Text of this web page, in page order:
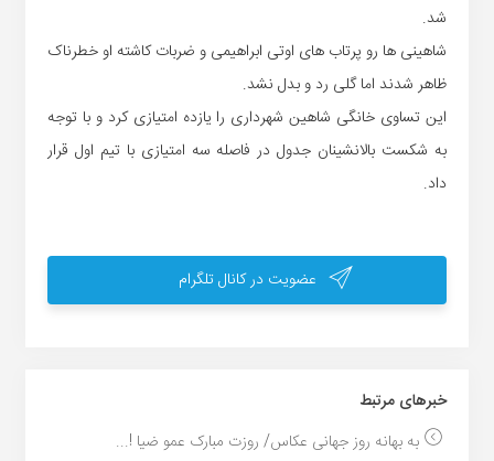
شد.
شاهینی ها رو پرتاب های اوتی ابراهیمی و ضربات کاشته او خطرناک
ظاهر شدند اما گلی رد و بدل نشد.
این تساوی خانگی شاهین شهرداری را یازده امتیازی کرد و با توجه
به شکست بالانشینان جدول در فاصله سه امتیازی با تیم اول قرار
داد.
عضویت در کانال تلگرام
خبر‌های مرتبط
به بهانه روز جهانی عکاس/ روزت مبارک عمو ضیا !...